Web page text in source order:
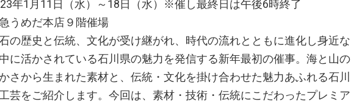
年1月11日（水）～18日（水）※催し最終日は午後6時終了
うめだ本店９階催場
の歴史と伝統、文化が受け継がれ、時代の流れとともに進化し身近な
に活かされている石川県の魅力を発信する新年最初の催事。海と山の
さから生まれた素材と、伝統・文化を掛け合わせた魅力あふれる石川
芸をご紹介します。今回は、素材・技術・伝統にこだわったプレミア